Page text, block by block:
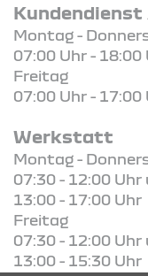
Kundendienst
Montag -
07:00 Uhr - 18:00
Freitag
07:00 Uhr - 17:00
Werkstatt
Montag -
07:30 - 12:00 Uhr
13:00 - 17:00 Uhr
Freitag
07:30 - 12:00 Uhr
13:00 - 15:30 Uhr